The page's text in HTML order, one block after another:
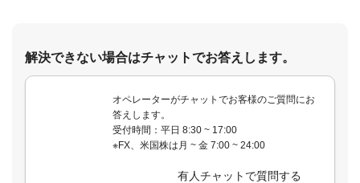
解決できない場合はチャットでお答えします。
オペレーターがチャットでお客様のご質問にお
答えします。
受付時間：平日 8:30 ~ 17:00
※FX、米国株は月 ~ 金 7:00 ~ 24:00
有人チャットで質問する